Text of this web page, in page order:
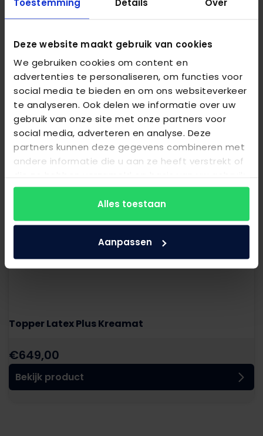
Deze website maakt gebruik van cookies
We gebruiken cookies om content en
advertenties te personaliseren, om functies voor
social media te bieden en om ons websiteverkeer
te analyseren. Ook delen we informatie over uw
gebruik van onze site met onze partners voor
social media, adverteren en analyse. Deze
partners kunnen deze gegevens combineren met
andere informatie die u aan ze heeft verstrekt of
van hun services.
Alles toestaan
Aanpassen
Auping topmatras Deluxe
€545,00
Bekijk product
Topper Latex Plus Kreamat
€649,00
Bekijk product